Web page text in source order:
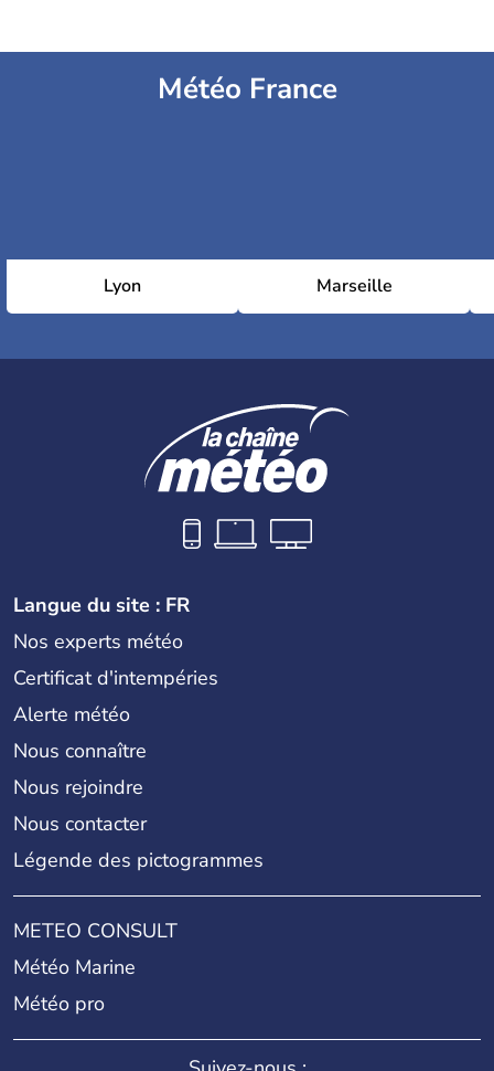
Météo France
Lyon Marseille
Langue du site : FR
Nos experts météo
Certificat d'intempéries
Alerte météo
Nous connaître
Nous rejoindre
Nous contacter
Légende des pictogrammes
METEO CONSULT
Météo Marine
Météo pro